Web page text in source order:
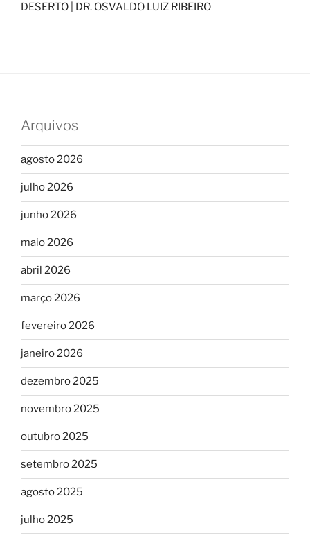
DESERTO | DR. OSVALDO LUIZ RIBEIRO
Arquivos
agosto 2026
julho 2026
junho 2026
maio 2026
abril 2026
março 2026
fevereiro 2026
janeiro 2026
dezembro 2025
novembro 2025
outubro 2025
setembro 2025
agosto 2025
julho 2025